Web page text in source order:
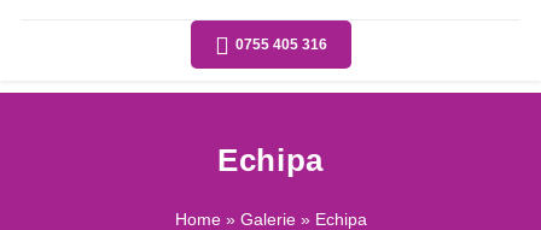
0755 405 316
Echipa
Home» Galerie» Echipa